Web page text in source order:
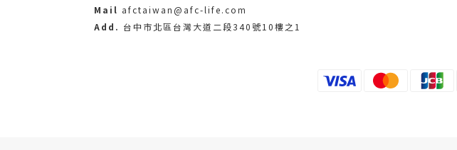
Mail afctaiwan@afc-life.com
Add. 台中市北區台灣大道二段340號10樓之1